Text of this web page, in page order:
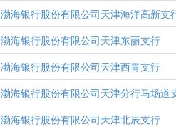
渤海银行股份有限公司天津海洋高新支
渤海银行股份有限公司天津东丽支行
渤海银行股份有限公司天津西青支行
渤海银行股份有限公司天津分行马场道
渤海银行股份有限公司天津北辰支行